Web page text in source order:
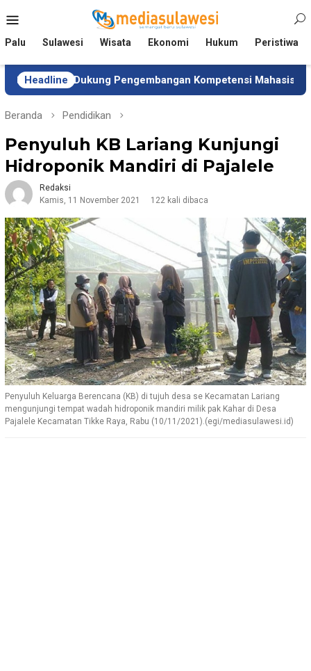
ke
Mobile
Palu Sulawesi Wisata Ekonomi Hukum Peristiwa
Headline
Dukung Pengembangan Kompetensi Mahasiswa Tim
Beranda Pendidikan
Penyuluh KB Lariang Kunjungi
Hidroponik Mandiri di Pajalele
Redaksi
Kamis, 11 November 2021
122 kali dibaca
Penyuluh Keluarga Berencana (KB) di tujuh desa se Kecamatan Lariang
mengunjungi tempat wadah hidroponik mandiri milik pak Kahar di Desa
Pajalele Kecamatan Tikke Raya, Rabu (10/11/2021).(egi/mediasulawesi.id)